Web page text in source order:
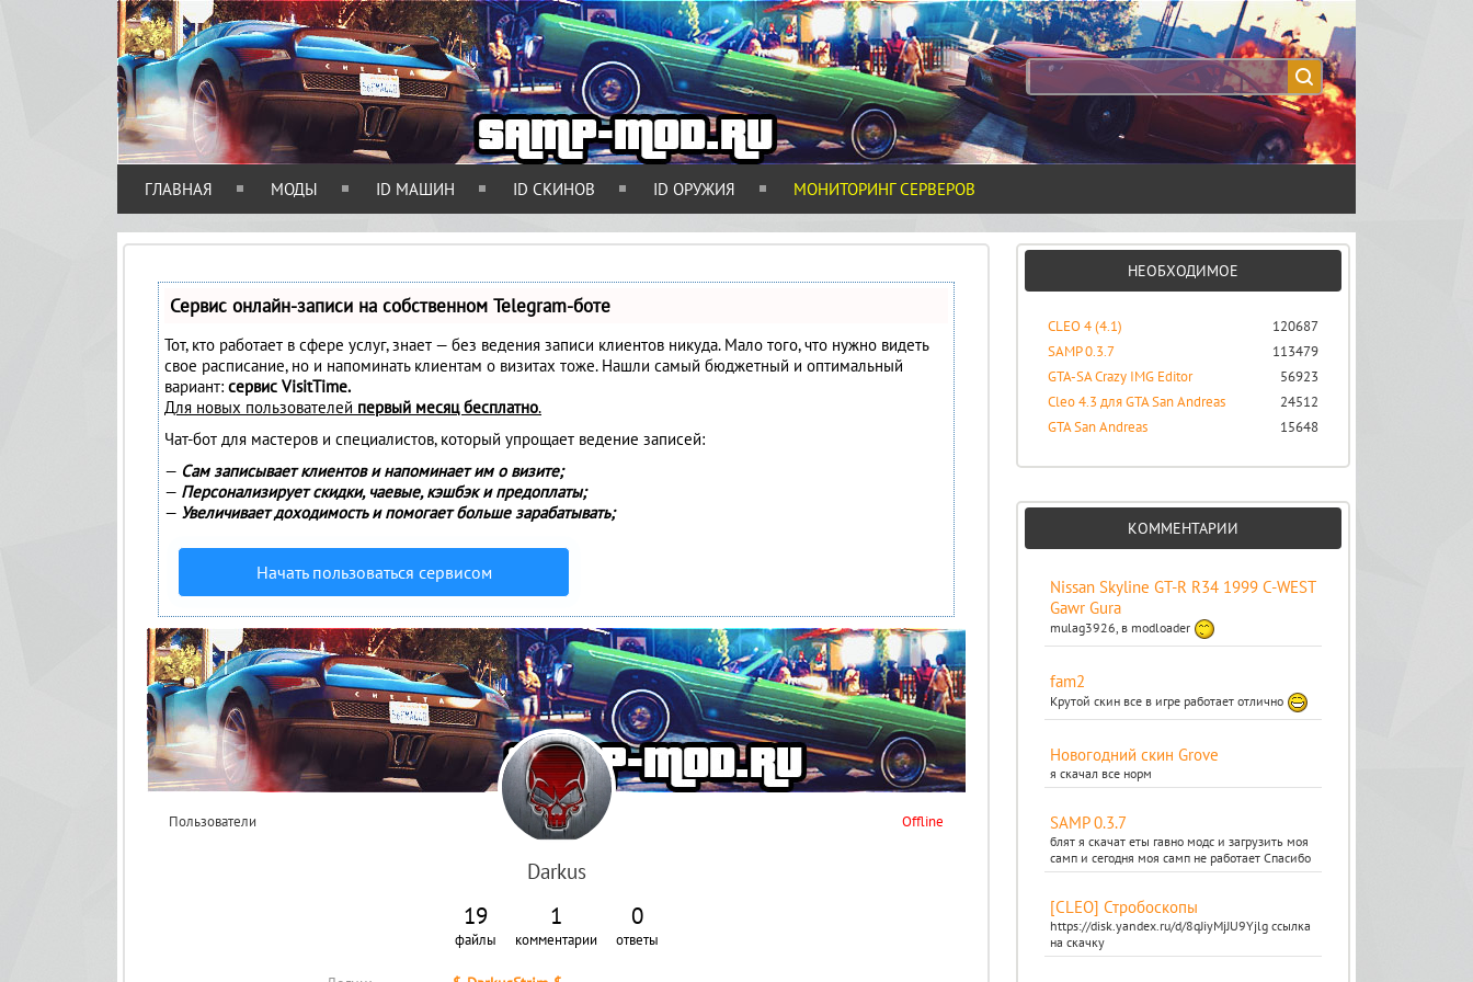
ГЛАВНАЯ МОДЫ ID МАШИН ID СКИНОВ ID ОРУЖИЯ МОНИТОРИНГ СЕРВЕРОВ
Сервис онлайн-записи на собственном Telegram-боте
Тот, кто работает в сфере услуг, знает — без ведения записи клиентов никуда. Мало того, что нужно видеть
свое расписание, но и напоминать клиентам о визитах тоже. Нашли самый бюджетный и оптимальный
вариант: сервис VisitTime.
Для новых пользователей первый месяц бесплатно.
Чат-бот для мастеров и специалистов, который упрощает ведение записей:
— Сам записывает клиентов и напоминает им о визите;
— Персонализирует скидки, чаевые, кэшбэк и предоплаты;
— Увеличивает доходимость и помогает больше зарабатывать;
Начать пользоваться сервисом
Пользователи Offline
Darkus
19
файлы
1
комментарии
0
ответы
НЕОБХОДИМОЕ
CLEO 4 (4.1)
120687
SAMP 0.3.7
113479
GTA-SA Crazy IMG Editor
56923
Cleo 4.3 для GTA San Andreas
24512
GTA San Andreas
15648
КОММЕНТАРИИ
Nissan Skyline GT-R R34 1999 C-WEST
Gawr Gura
mulag3926, в modloader
fam2
Крутой скин все в игре работает отлично
Новогодний скин Grove
я скачал все норм
SAMP 0.3.7
блят я скачат еты гавно модс и загрузить моя
самп и сегодня моя самп не работает Спасибо
[CLEO] Стробоскопы
https://disk.yandex.ru/d/8qJiyMjJU9Yjlg ссылка
на скачку